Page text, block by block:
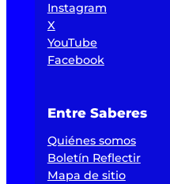
Instagram
X
YouTube
Facebook
Entre Saberes
Quiénes somos
Boletín Reflectir
Mapa de sitio